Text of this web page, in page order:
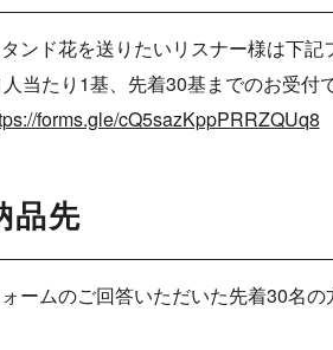
ンド花を送りたいリスナー様は下記
当たり1基、先着30基までのお受付で
forms.gle/cQ5sazKppPRRZQUq8
品先
ームのご回答いただいた先着30名の